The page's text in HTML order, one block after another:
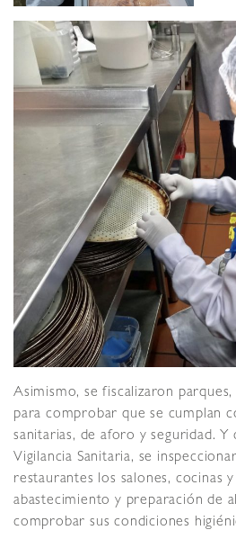
Asimismo, se fiscalizaron parques,
para comprobar que se cumplan
sanitarias, de aforo y seguridad. Y
Vigilancia Sanitaria, se
restaurantes los salones, cocinas y
abastecimiento y preparación de
comprobar sus condiciones